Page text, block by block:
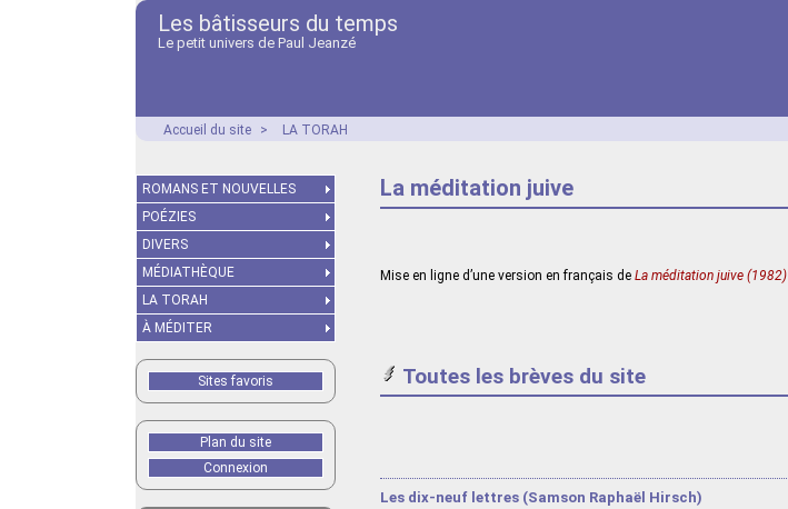
Les bâtisseurs du temps
Le petit univers de Paul Jeanzé
Accueil du site > LA TORAH
La méditation juive
Mise en ligne d’une version en français de La méditation juive (1982)
Toutes les brèves du site
Les dix-neuf lettres (Samson Raphaël Hirsch)
ROMANS ET NOUVELLES
POÉZIES
DIVERS
MÉDIATHÈQUE
LA TORAH
À MÉDITER
Sites favoris
Plan du site
Connexion